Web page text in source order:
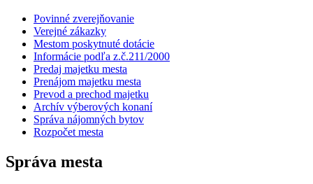
Povinné zverejňovanie
Verejné zákazky
Mestom poskytnuté dotácie
Informácie podľa z.č.211/2000
Predaj majetku mesta
Prenájom majetku mesta
Prevod a prechod majetku
Archív výberových konaní
Správa nájomných bytov
Rozpočet mesta
Správa mesta